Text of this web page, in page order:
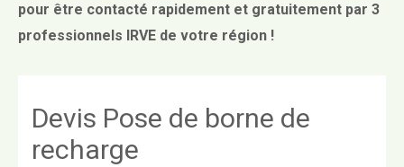
pour être contacté rapidement et gratuitement par 3
professionnels IRVE de votre région !
Devis Pose de borne de
recharge